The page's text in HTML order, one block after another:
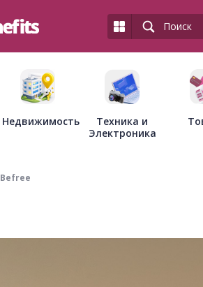
Недвижимость
Техника и
Электроника
Befree